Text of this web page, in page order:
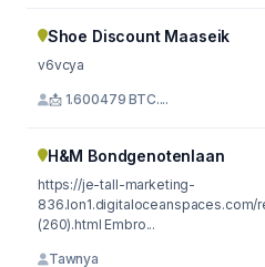
Shoe Discount Maaseik
v6vcya
📩 1.600479 BTC....
H&M Bondgenotenlaan
https://je-tall-marketing-
(260).html Embro...
Tawnya